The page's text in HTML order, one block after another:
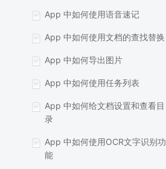
App 中如何使用语音速记
App 中如何使用文档的查找替换
App 中如何导出图片
App 中如何使用任务列表
App 中如何给文档设置和查看目
录
App 中如何使用OCR文字识别功
能